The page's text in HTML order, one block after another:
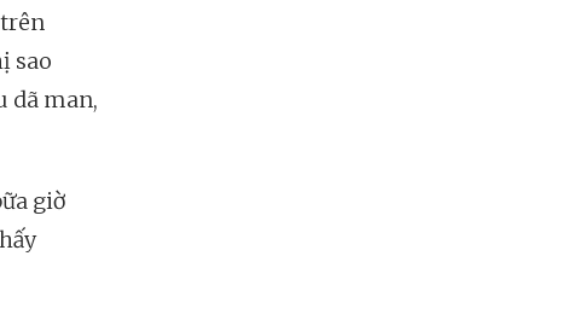
sao
dã man,
giờ